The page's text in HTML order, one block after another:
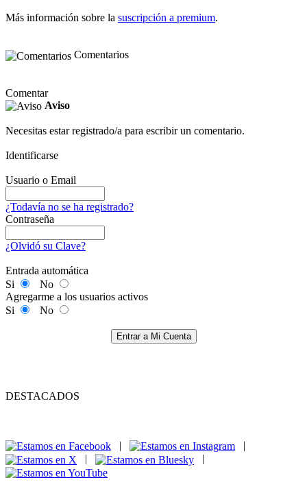
Más información sobre la suscripción a premium.
Comentarios
Comentar
Aviso
Necesitas estar registrado/a para escribir un comentario.
Identificarse
Usuario o Email
¿Todavía no se ha registrado?
Contraseña
¿Olvidó su Clave?
Entrada automática
Si
No
Agregarme a los usuarios activos
Si
No
Entrar a Mi Cuenta
DESTACADOS
|
|
|
|